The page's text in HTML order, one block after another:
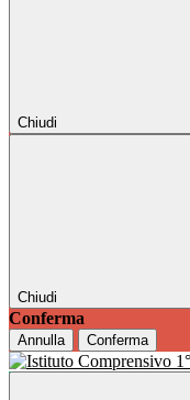
Chiudi
Chiudi
Conferma
Annulla Conferma